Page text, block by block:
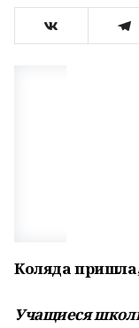
Коляда
Учащиеся